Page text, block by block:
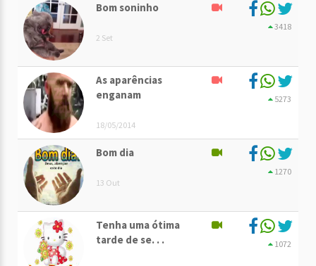
Bom soninho
2 Set
3418
As aparências
enganam
18/05/2014
5273
Bom dia
13 Out
1270
Tenha uma ótima
tarde de se. . .
1072